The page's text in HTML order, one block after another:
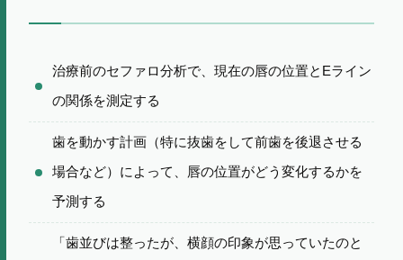
治療前のセファロ分析で、現在の唇の位置とEライン
の関係を測定する
歯を動かす計画（特に抜歯をして前歯を後退させる
場合など）によって、唇の位置がどう変化するかを
予測する
「歯並びは整ったが、横顔の印象が思っていたのと